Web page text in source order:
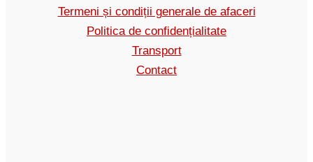
Termeni și condiții generale de afaceri
Politica de confidențialitate
Transport
Contact